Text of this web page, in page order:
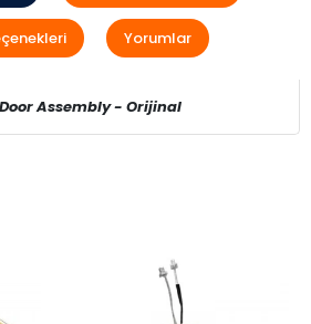
Yorumlar
Assembly - Orijinal